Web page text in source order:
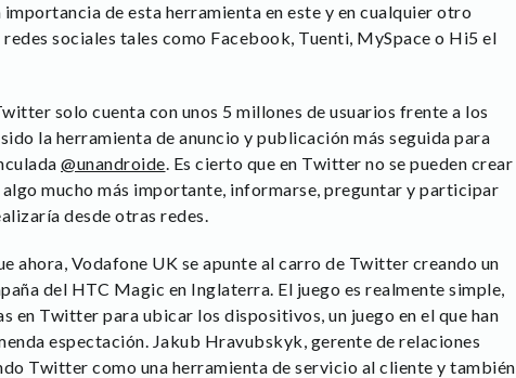
de esta herramienta en este y en cualquier otro
sociales tales como Facebook, Tuenti, MySpace o Hi5 el
solo cuenta con unos 5 millones de usuarios frente a los
la herramienta de anuncio y publicación más seguida para
@unandroide. Es cierto que en Twitter no se pueden crear
mucho más importante, informarse, preguntar y participar
desde otras redes.
ahora, Vodafone UK se apunte al carro de Twitter creando un
del HTC Magic en Inglaterra. El juego es realmente simple,
en Twitter para ubicar los dispositivos, un juego en el que han
espectación. Jakub Hravubskyk, gerente de relaciones
Twitter como una herramienta de servicio al cliente y también